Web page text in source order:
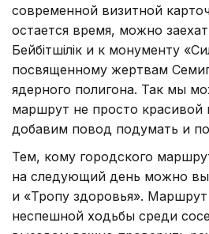
современной визитной
остается время, можно
Бейбітшілік и к монументу
посвященному жертвам
ядерного полигона. Так мы
маршрут не просто красивой
добавим повод подумать и
Тем, кому городского
на следующий день можно
и «Тропу здоровья».
неспешной ходьбы среди